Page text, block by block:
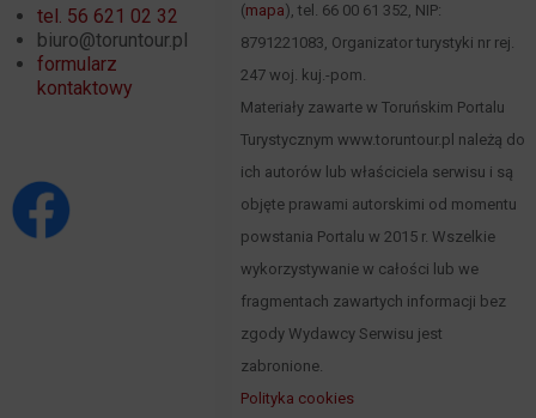
tel. 56 621 02 32
biuro@toruntour.pl
formularz
kontaktowy
(mapa), tel. 66 00 61 352, NIP:
8791221083, Organizator turystyki nr rej.
247 woj. kuj.-pom.
Materiały zawarte w Toruńskim Portalu
Turystycznym www.toruntour.pl należą do
ich autorów lub właściciela serwisu i są
objęte prawami autorskimi od momentu
powstania Portalu w 2015 r. Wszelkie
wykorzystywanie w całości lub we
fragmentach zawartych informacji bez
zgody Wydawcy Serwisu jest
zabronione.
Polityka cookies